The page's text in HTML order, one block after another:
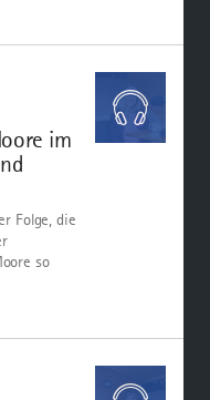
im
Folge, die
so